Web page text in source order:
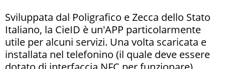
Sviluppata dal Poligrafico e Zecca dello Stato
Italiano, la CieID è un'APP particolarmente
utile per alcuni servizi. Una volta scaricata e
installata nel telefonino (il quale deve essere